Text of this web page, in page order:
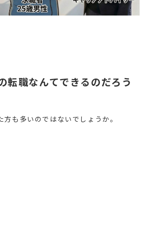
転職なんてできるのだろう
も多いのではないでしょうか。